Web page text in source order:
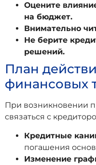
Оцените
на бюджет.
Внимательно
Не берите
решений.
План
финансовых
При возникновении
связаться с
Кредитные
погашения
Изменение